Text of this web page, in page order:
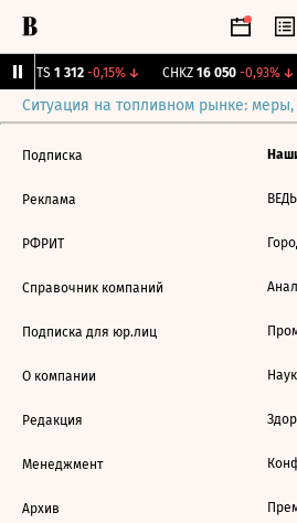
MGTS 1 312 -0,15%↓ CHKZ 16 050 -0,93%↓
Ситуация на топливном рынке: меры,
Подписка
Реклама
РФРИТ
Справочник компаний
Подписка для юр.лиц
О компании
Редакция
Менеджмент
Архив
ВЕДЫ